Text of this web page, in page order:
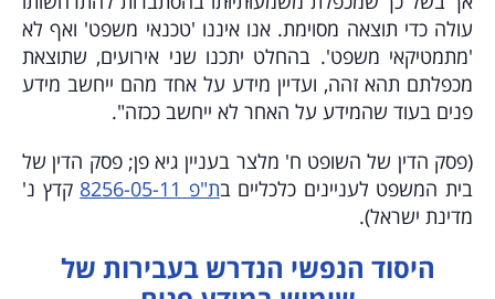
עולה כדי תוצאה מסוימת. אנו איננו 'טכנאי משפט' ואף לא
'מתמטיקאי משפט'. בהחלט יתכנו שני אירועים, שתוצאת
מכפלתם תהא זהה, ועדיין מידע על אחד מהם ייחשב מידע
פנים בעוד שהמידע על האחר לא ייחשב ככזה".
(פסק הדין של השופט ח' מלצר בעניין גיא פן; פסק הדין של
בית המשפט לעניינים כלכליים בת"פ 8256-05-11
קדץ נ'
מדינת ישראל).
היסוד הנפשי הנדרש בעבירות של